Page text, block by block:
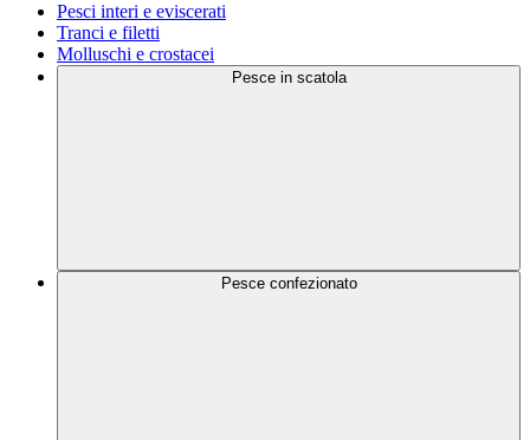
Pesci interi e eviscerati
Tranci e filetti
Molluschi e crostacei
Pesce in scatola
Pesce confezionato